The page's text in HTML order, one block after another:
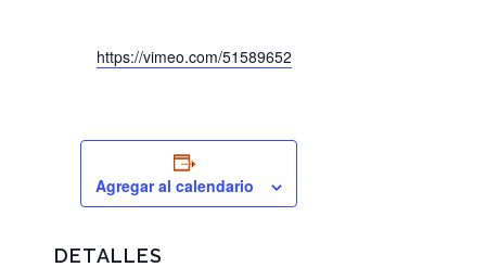
https://vimeo.com/51589652
Agregar al calendario
DETALLES